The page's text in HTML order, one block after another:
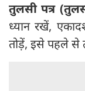
तुलसी पत्र
ध्यान रखें,
तोड़ें, इसे पहले से